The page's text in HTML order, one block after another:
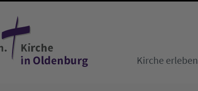
Kirche erleben